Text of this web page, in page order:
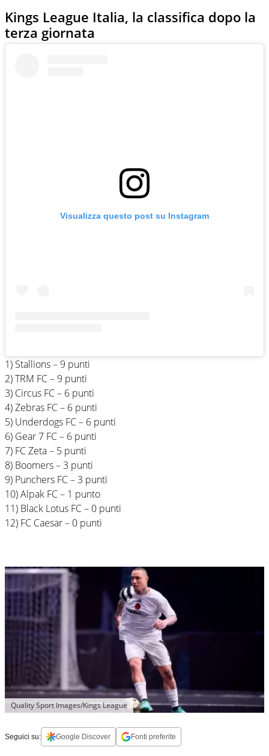
Kings League Italia, la classifica dopo la
terza giornata
Visualizza questo post su Instagram
1) Stallions – 9 punti
2) TRM FC – 9 punti
3) Circus FC – 6 punti
4) Zebras FC – 6 punti
5) Underdogs FC – 6 punti
6) Gear 7 FC – 6 punti
7) FC Zeta – 5 punti
8) Boomers – 3 punti
9) Punchers FC – 3 punti
10) Alpak FC – 1 punto
11) Black Lotus FC – 0 punti
12) FC Caesar – 0 punti
Quality Sport Images/Kings League
Seguici su: Google Discover Fonti preferite